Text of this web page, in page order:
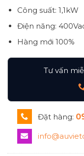
Công suất: 1,1kW
Điện năng:
Hàng mới 100%
Tư vấn
Đặt hàng: